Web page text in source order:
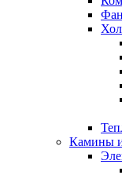
Камины